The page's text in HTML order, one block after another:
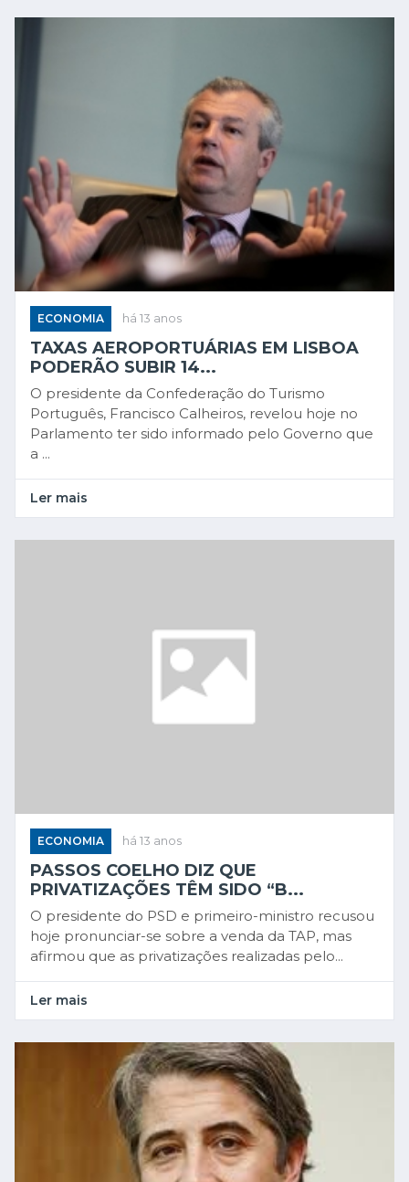
ECONOMIA há 13 anos
TAXAS AEROPORTUÁRIAS EM LISBOA
PODERÃO SUBIR 14...
O presidente da Confederação do Turismo
Português, Francisco Calheiros, revelou hoje no
Parlamento ter sido informado pelo Governo que
a ...
Ler mais
ECONOMIA há 13 anos
PASSOS COELHO DIZ QUE
PRIVATIZAÇÕES TÊM SIDO “B...
O presidente do PSD e primeiro-ministro recusou
hoje pronunciar-se sobre a venda da TAP, mas
afirmou que as privatizações realizadas pelo...
Ler mais